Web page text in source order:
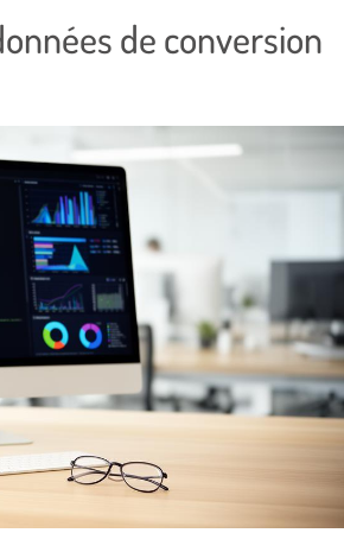
de conversion